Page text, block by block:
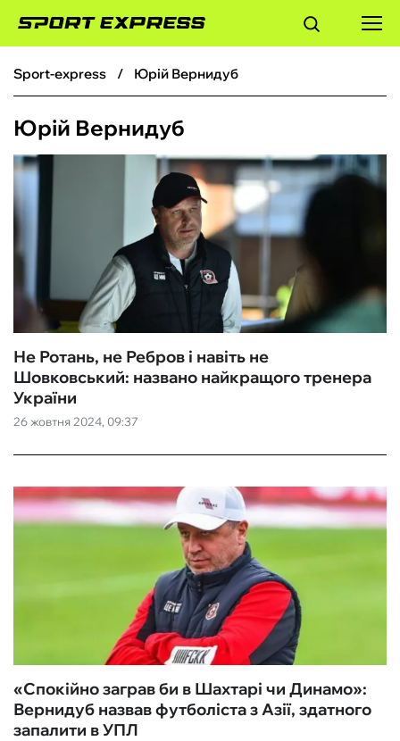
ФУТБОЛ
БАСКЕТБОЛ
БОКС
ХОКЕЙ
ТЕНІС
КІБЕРСПОРТ
ЧС-2026
ІНШІ
БУКМЕКЕРИ
sport-express Юрій Вернидуб
Юрій Вернидуб
26 жовтня 2024, 09:37
Не Ротань, не Ребров і навіть не
Шовковський: названо найкращого тренера
України
«Спокійно заграв би в Шахтарі чи Динамо»:
Вернидуб назвав футболіста з Азії, здатного
запалити в УПЛ